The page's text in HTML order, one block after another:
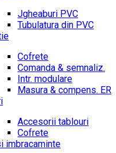
Jgheaburi PVC
Tubulatura din PVC
Cofrete
Comanda & semnaliz.
Intr. modulare
Masura & compens. ER
Accesorii tablouri
Cofrete
imbracaminte